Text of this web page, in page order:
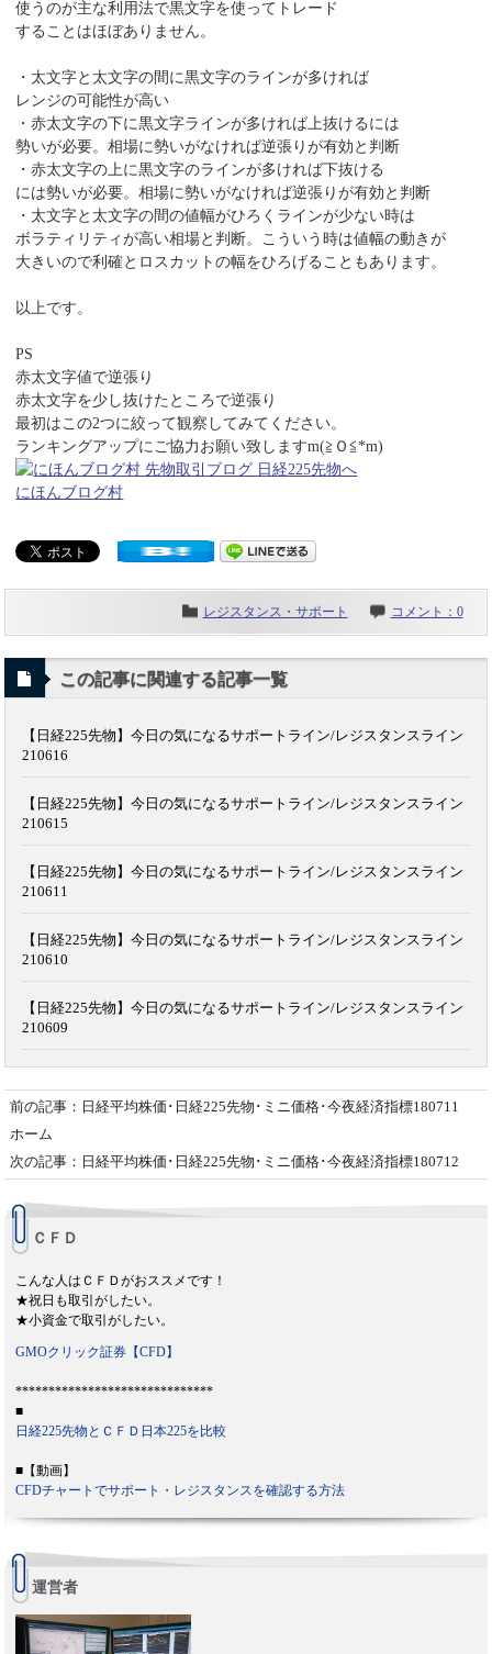
使うのが主な利用法で黒文字を使ってトレード
することはほぼありません。
・太文字と太文字の間に黒文字のラインが多ければ
レンジの可能性が高い
・赤太文字の下に黒文字ラインが多ければ上抜けるには
勢いが必要。相場に勢いがなければ逆張りが有効と判断
・赤太文字の上に黒文字のラインが多ければ下抜ける
には勢いが必要。相場に勢いがなければ逆張りが有効と判断
・太文字と太文字の間の値幅がひろくラインが少ない時は
ボラティリティが高い相場と判断。こういう時は値幅の動きが
大きいので利確とロスカットの幅をひろげることもあります。
以上です。
PS
赤太文字値で逆張り
赤太文字を少し抜けたところで逆張り
最初はこの2つに絞って観察してみてください。
ランキングアップにご協力お願い致しますm(≧Ｏ≦*m)
にほんブログ村
レジスタンス・サポート コメント：0
この記事に関連する記事一覧
【日経225先物】今日の気になるサポートライン/レジスタンスライン
210616
【日経225先物】今日の気になるサポートライン/レジスタンスライン
210615
【日経225先物】今日の気になるサポートライン/レジスタンスライン
210611
【日経225先物】今日の気になるサポートライン/レジスタンスライン
210610
【日経225先物】今日の気になるサポートライン/レジスタンスライン
210609
前の記事：日経平均株価･日経225先物･ミニ価格･今夜経済指標180711
ホーム
次の記事：日経平均株価･日経225先物･ミニ価格･今夜経済指標180712
ＣＦＤ
こんな人はＣＦＤがおススメです！
★祝日も取引がしたい。
★小資金で取引がしたい。
GMOクリック証券【CFD】
******************************
■
日経225先物とＣＦＤ日本225を比較
■【動画】
CFDチャートでサポート・レジスタンスを確認する方法
運営者